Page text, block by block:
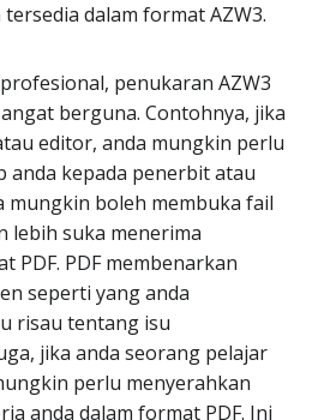
dalam format AZW3.
penukaran AZW3
berguna. Contohnya, jika
editor, anda mungkin perlu
anda kepada penerbit atau
mungkin boleh membuka fail
lebih suka menerima
PDF. PDF membenarkan
seperti yang anda
risau tentang isu
jika anda seorang pelajar
perlu menyerahkan
anda dalam format PDF. Ini